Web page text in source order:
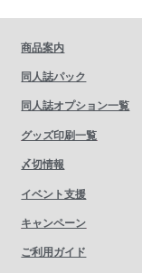
商品案内
同人誌パック
同人誌オプション一覧
グッズ印刷一覧
〆切情報
イベント支援
キャンペーン
ご利用ガイド